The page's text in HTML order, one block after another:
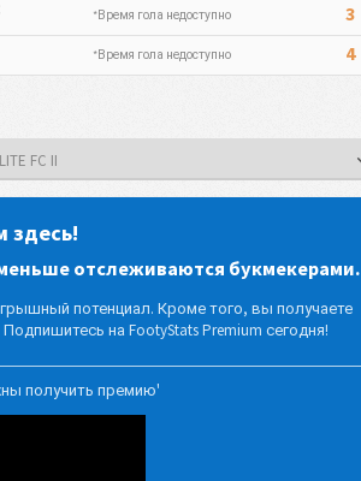
*Время гола недоступно 3
*Время гола недоступно 4
FC II
здесь!
отслеживаются букмекерами.
потенциал. Кроме того, вы получаете
на FootyStats Premium сегодня!
получить премию'